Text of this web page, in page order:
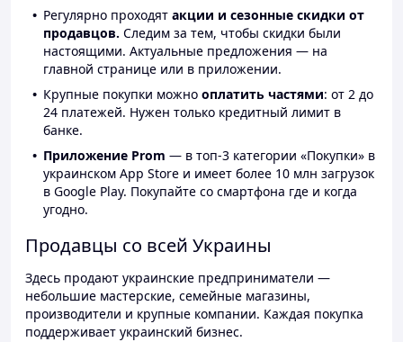
Регулярно проходят акции и сезонные скидки от
продавцов. Следим за тем, чтобы скидки были
настоящими. Актуальные предложения — на
главной странице или в приложении.
Крупные покупки можно оплатить частями: от 2 до
24 платежей. Нужен только кредитный лимит в
банке.
Приложение Prom — в топ-3 категории «Покупки» в
украинском App Store и имеет более 10 млн загрузок
в Google Play. Покупайте со смартфона где и когда
угодно.
Продавцы со всей Украины
Здесь продают украинские предприниматели —
небольшие мастерские, семейные магазины,
производители и крупные компании. Каждая покупка
поддерживает украинский бизнес.